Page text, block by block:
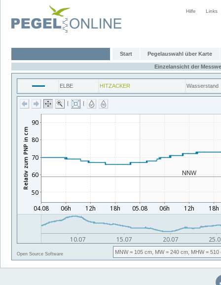
Hilfe Links
Start Pegelauswahl über Karte
Einzelansicht der
ELBE HITZACKER Wasserstand
| |
Open Source Software MNW= 105 cm, MW= 240 cm, MHW= 510